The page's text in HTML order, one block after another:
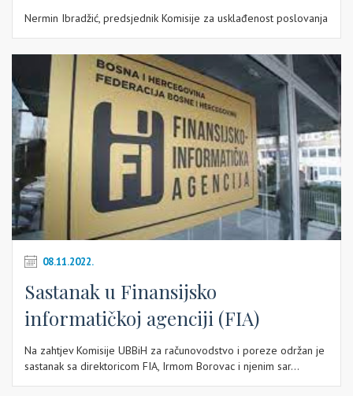
Nermin Ibradžić, predsjednik Komisije za usklađenost poslovanja
08.11.2022.
Sastanak u Finansijsko
informatičkoj agenciji (FIA)
Na zahtjev Komisije UBBiH za računovodstvo i poreze održan je
sastanak sa direktoricom FIA, Irmom Borovac i njenim sar...